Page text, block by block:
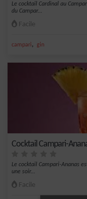
Le cocktail Cardinal au
du Campar...
Facile
campari, gin
Cocktail Campari-
Le cocktail Campari-Ananas
une soir...
Facile